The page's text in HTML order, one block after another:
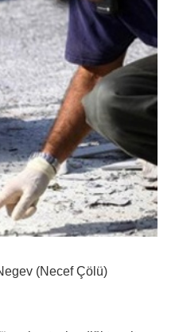
(Necef Çölü)